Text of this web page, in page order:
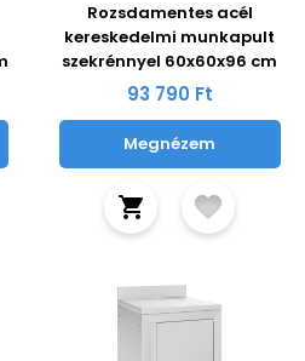
Rozsdamentes acél
kereskedelmi munkapult
szekrénnyel 60x60x96 cm
93 790 Ft
Megnézem